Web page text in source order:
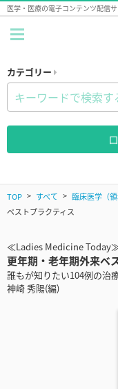
医学・医療の電子コンテンツ配信
カテゴリー
TOP すべて 臨床医学（領
ベストプラクティス
≪Ladies Medicine
更年期・老年期外来ベ
誰もが知りたい104例の治
神崎 秀陽(編)